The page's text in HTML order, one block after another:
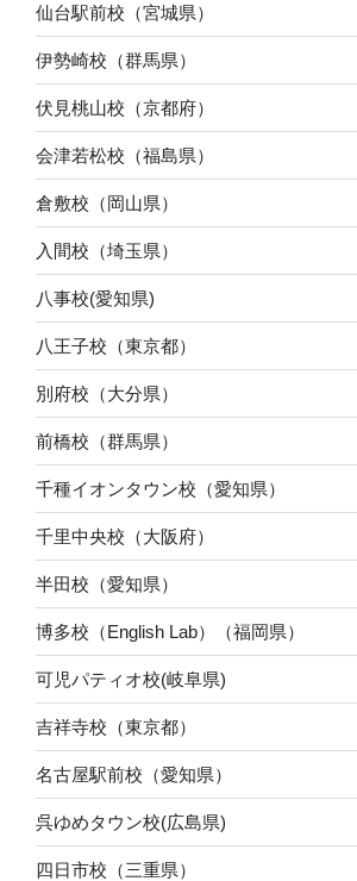
仙台駅前校（宮城県）
伊勢崎校（群馬県）
伏見桃山校（京都府）
会津若松校（福島県）
倉敷校（岡山県）
入間校（埼玉県）
八事校(愛知県)
八王子校（東京都）
別府校（大分県）
前橋校（群馬県）
千種イオンタウン校（愛知県）
千里中央校（大阪府）
半田校（愛知県）
博多校（English Lab）（福岡県）
可児パティオ校(岐阜県)
吉祥寺校（東京都）
名古屋駅前校（愛知県）
呉ゆめタウン校(広島県)
四日市校（三重県）